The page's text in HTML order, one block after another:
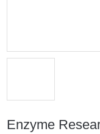
Enzyme